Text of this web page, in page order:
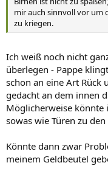
mir auch sinnvoll vor um
zu kriegen.
Ich weiß noch nicht
überlegen - Pappe
schon an eine Art Rück
gedacht an dem innen
Möglicherweise
sowas wie Türen zu
Könnte dann zwar
meinem Geldbeutel